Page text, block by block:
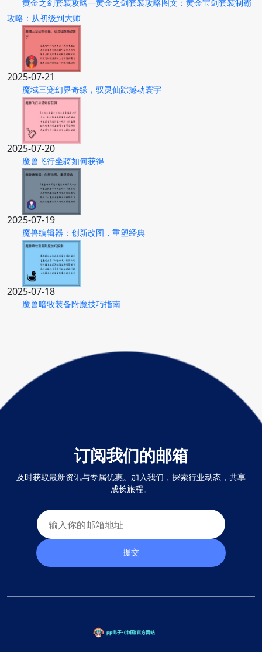
黄金之剑套装攻略—黄金之剑套装攻略图文：黄金宝剑套装制霸
攻略：从初级到大师
2025-07-21
魔域三宠幻界奇缘，驭灵仙踪撼动寰宇
2025-07-20
魔兽飞行坐骑如何获得
2025-07-19
魔兽编辑器：创新改图，重塑经典
2025-07-18
魔兽暗牧装备附魔技巧指南
订阅我们的邮箱
及时获取最新资讯与专属优惠。加入我们，探索行业动态，共享
成长旅程。
提交